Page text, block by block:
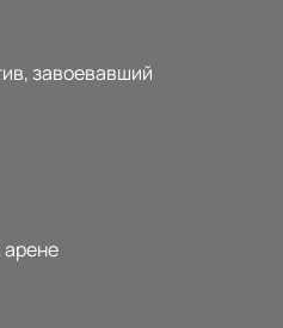
завоевавший